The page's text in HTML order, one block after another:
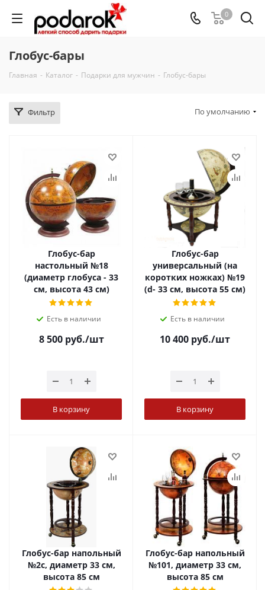
0
Глобус-бары
Главная - Каталог - Подарки для мужчин - Глобус-бары
Фильтр По умолчанию
Глобус-бар
настольный №18
(диаметр глобуса - 33
см, высота 43 см)
Есть в наличии
8 500руб./шт
В корзину
Глобус-бар
универсальный (на
коротких ножках) №19
(d- 33 cм, высота 55 см)
Есть в наличии
10 400 руб./шт
В корзину
Глобус-бар напольный
№2c, диаметр 33 см,
высота 85 см
Глобус-бар напольный
№101, диаметр 33 см,
высота 85 см